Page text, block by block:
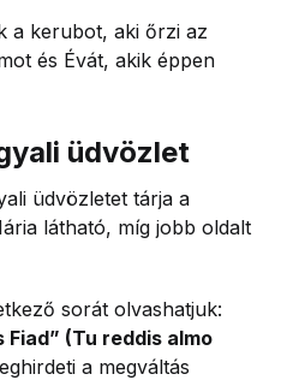
a kerubot, aki őrzi az
és Évát, akik éppen
üdvözlet
üdvözletet tárja a
látható, míg jobb oldalt
sorát olvashatjuk:
Fiad” (Tu reddis almo
a megváltás